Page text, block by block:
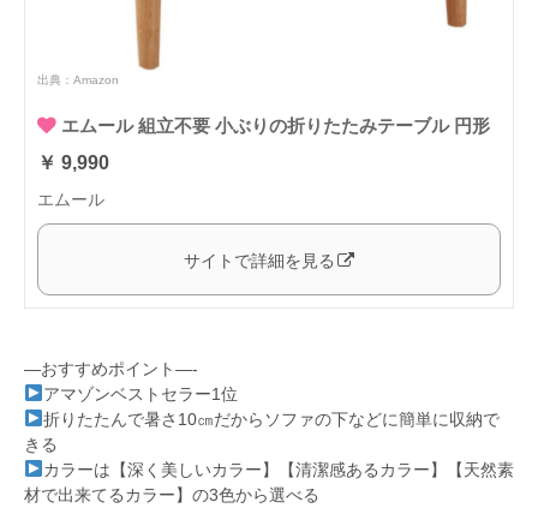
出典： Amazon
エムール 組立不要 小ぶりの折りたたみテーブル 円形
￥ 9,990
エムール
サイトで詳細を見る
—おすすめポイント—-
アマゾンベストセラー1位
折りたたんで暑さ10㎝だからソファの下などに簡単に収納で
きる
カラーは【深く美しいカラー】【清潔感あるカラー】【天然素
材で出来てるカラー】の3色から選べる